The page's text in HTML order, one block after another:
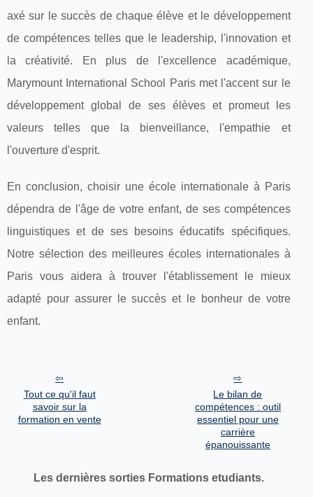
axé sur le succès de chaque élève et le développement
de compétences telles que le leadership, l'innovation et
la créativité. En plus de l'excellence académique,
Marymount International School Paris met l'accent sur le
développement global de ses élèves et promeut les
valeurs telles que la bienveillance, l'empathie et
l'ouverture d'esprit.
En conclusion, choisir une école internationale à Paris
dépendra de l'âge de votre enfant, de ses compétences
linguistiques et de ses besoins éducatifs spécifiques.
Notre sélection des meilleures écoles internationales à
Paris vous aidera à trouver l'établissement le mieux
adapté pour assurer le succès et le bonheur de votre
enfant.
Tout ce qu'il faut
savoir sur la
formation en vente
Le bilan de
compétences : outil
essentiel pour une
carrière
épanouissante
Les dernières sorties Formations etudiants.